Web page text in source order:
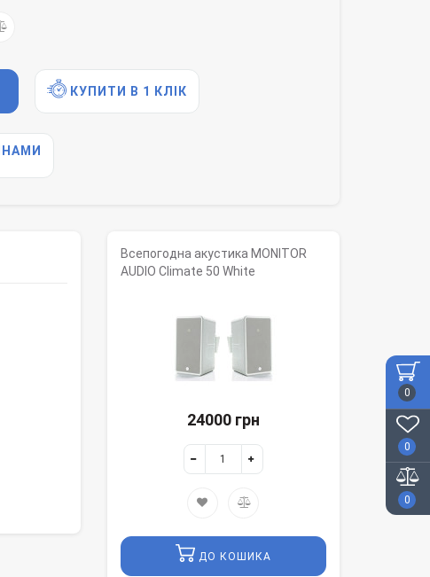
0
0
0
КУПИТИ В 1 КЛІК
Всепогодна акустика MONITOR
AUDIO Climate 50 White
24000 грн
ДО КОШИКА